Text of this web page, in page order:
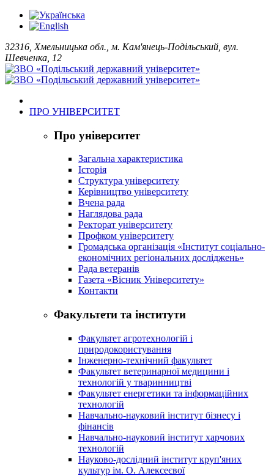
32316, Хмельницька обл., м. Кам'янець-Подільський, вул.
Шевченка, 12
ПРО УНІВЕРСИТЕТ
Про університет
Загальна характеристика
Історія
Структура університету
Керівництво університету
Вчена рада
Наглядова рада
Ректорат університету
Профком університету
Громадська організація «Інститут соціально-
економічних регіональних досліджень»
Рада ветеранів
Газета «Вісник Університету»
Контакти
Факультети та інститути
Факультет агротехнологій і
природокористування
Інженерно-технічний факультет
Факультет ветеринарної медицини і
технологій у тваринництві
Факультет енергетики та інформаційних
технологій
Навчально-науковий інститут бізнесу і
фінансів
Навчально-науковий інститут харчових
технологій
Науково-дослідний інститут круп'яних
культур ім. О. Алексеєвої